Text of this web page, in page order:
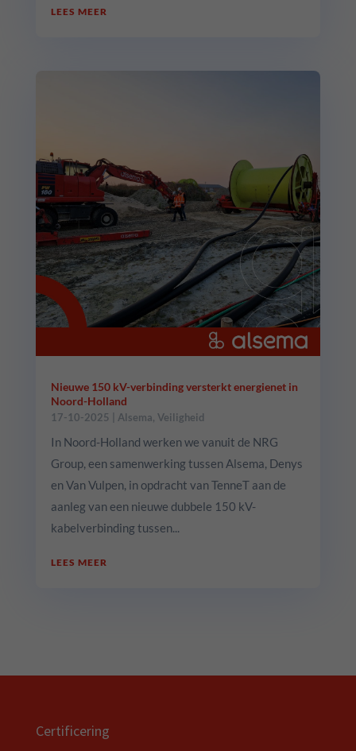
LEES MEER
Nieuwe 150 kV-verbinding versterkt energienet in
Noord-Holland
17-10-2025 Alsema, Veiligheid
In Noord-Holland werken we vanuit de NRG
Group, een samenwerking tussen Alsema, Denys
en Van Vulpen, in opdracht van TenneT aan de
aanleg van een nieuwe dubbele 150 kV-
kabelverbinding tussen...
LEES MEER
Certificering